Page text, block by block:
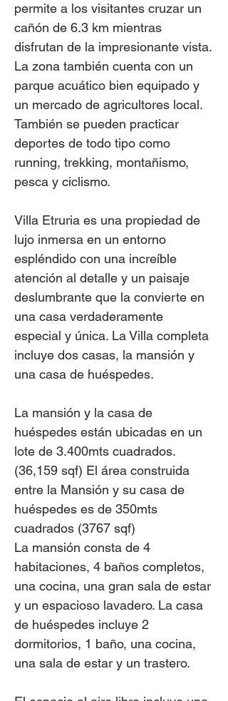
permite a los visitantes cruzar un
cañón de 6.3 km mientras
disfrutan de la impresionante vista.
La zona también cuenta con un
parque acuático bien equipado y
un mercado de agricultores local.
También se pueden practicar
deportes de todo tipo como
running, trekking, montañismo,
pesca y ciclismo.
Villa Etruria es una propiedad de
lujo inmersa en un entorno
espléndido con una increíble
atención al detalle y un paisaje
deslumbrante que la convierte en
una casa verdaderamente
especial y única. La Villa completa
incluye dos casas, la mansión y
una casa de huéspedes.
La mansión y la casa de
huéspedes están ubicadas en un
lote de 3.400mts cuadrados.
(36,159 sqf) El área construida
entre la Mansión y su casa de
huéspedes es de 350mts
cuadrados (3767 sqf)
La mansión consta de 4
habitaciones, 4 baños completos,
una cocina, una gran sala de estar
y un espacioso lavadero. La casa
de huéspedes incluye 2
dormitorios, 1 baño, una cocina,
una sala de estar y un trastero.